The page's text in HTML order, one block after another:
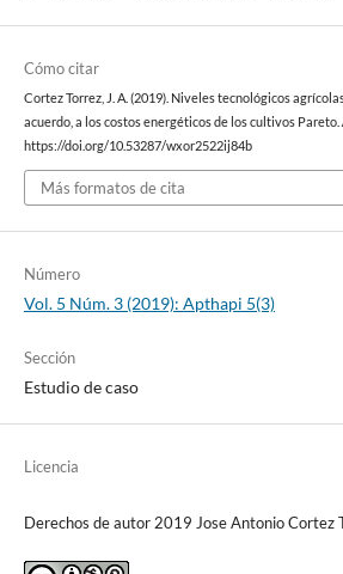
Cómo citar
Cortez Torrez, J. A. (2019). Niveles tecnológicos
acuerdo, a los costos energéticos de los cultivos Pareto.
https://doi.org/10.53287/wxor2522ij84b
Más formatos de cita
Número
Vol. 5 Núm. 3 (2019): Apthapi 5(3)
Sección
Estudio de caso
Licencia
Derechos de autor 2019 Jose Antonio Cortez